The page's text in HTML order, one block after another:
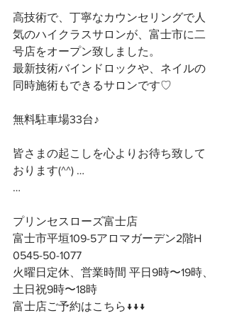
高技術で、丁寧なカウンセリングで人
気のハイクラスサロンが、富士市に二
号店をオープン致しました。
最新技術バインドロックや、ネイルの
同時施術もできるサロンです♡
無料駐車場33台♪
皆さまの起こしを心よりお待ち致して
おります(^^) …
…
プリンセスローズ富士店
富士市平垣109-5アロマガーデン2階H
0545-50-1077
火曜日定休、営業時間 平日9時〜19時、
土日祝9時〜18時
富士店ご予約はこちら↓↓↓